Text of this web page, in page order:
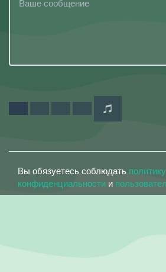
Вы обязуетесь соблюдать политику
конфиденциальности и